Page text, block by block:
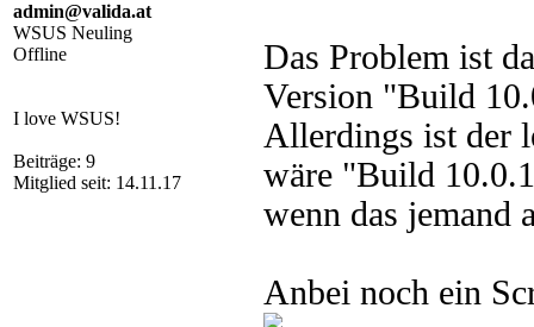
admin@valida.at
WSUS Neuling
Offline
I love WSUS!
Beiträge: 9
Mitglied seit: 14.11.17
Das Problem ist
Version "Build
Allerdings ist der
wäre "Build
wenn das jemand
Anbei noch ein